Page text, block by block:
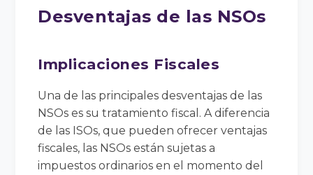
Desventajas de las NSOs
Implicaciones Fiscales
Una de las principales desventajas de las
NSOs es su tratamiento fiscal. A diferencia
de las ISOs, que pueden ofrecer ventajas
fiscales, las NSOs están sujetas a
impuestos ordinarios en el momento del